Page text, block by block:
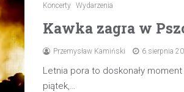
Koncerty Wydarzenia
Kawka zagra w
Przemysław Kamiński 6 sierpnia
Letnia pora to doskonały
piątek,…